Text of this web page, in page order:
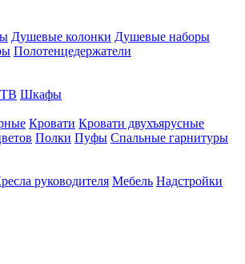
Душевые колонки Душевые наборы
Полотенцедержатели
Шкафы
Кровати Кровати двухъярусные
Полки Пуфы Спальные гарнитуры
руководителя Мебель Надстройки